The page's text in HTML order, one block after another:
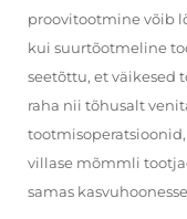
proovitootmine võib
kui suurtõotmeline
seetõttu, et väikesed
raha nii tõhusalt
villase mõmmli
samas